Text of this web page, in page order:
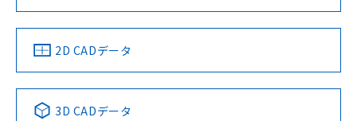
タイムチャート
上、n: 54mm以上
検出領域
中国 RoHS 注意事項・凡例
LR型式承認
（イギリス
船舶規格）
DNV型式承認
（ノルウェー
BV型式承認
（フランス
KR型式
（韓国
No No No No
2D CADデータ
3D CADデータ